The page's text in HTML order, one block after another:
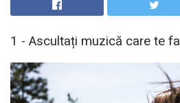
1 - Ascultați muzică care te